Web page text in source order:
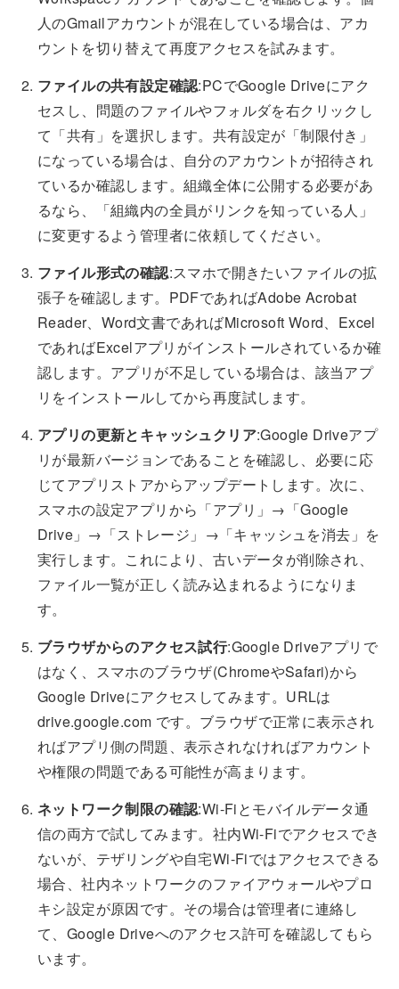
人のGmailアカウントが混在している場合は、アカ
ウントを切り替えて再度アクセスを試みます。
ファイルの共有設定確認:PCでGoogle Driveにアク
セスし、問題のファイルやフォルダを右クリックし
て「共有」を選択します。共有設定が「制限付き」
になっている場合は、自分のアカウントが招待され
ているか確認します。組織全体に公開する必要があ
るなら、「組織内の全員がリンクを知っている人」
に変更するよう管理者に依頼してください。
ファイル形式の確認:スマホで開きたいファイルの拡
張子を確認します。PDFであればAdobe Acrobat
Reader、Word文書であればMicrosoft Word、Excel
であればExcelアプリがインストールされているか確
認します。アプリが不足している場合は、該当アプ
リをインストールしてから再度試します。
アプリの更新とキャッシュクリア:Google Driveアプ
リが最新バージョンであることを確認し、必要に応
じてアプリストアからアップデートします。次に、
スマホの設定アプリから「アプリ」→「Google
Drive」→「ストレージ」→「キャッシュを消去」を
実行します。これにより、古いデータが削除され、
ファイル一覧が正しく読み込まれるようになりま
す。
ブラウザからのアクセス試行:Google Driveアプリで
はなく、スマホのブラウザ(ChromeやSafari)から
Google Driveにアクセスしてみます。URLは
drive.google.com です。ブラウザで正常に表示され
ればアプリ側の問題、表示されなければアカウント
や権限の問題である可能性が高まります。
ネットワーク制限の確認:Wi-Fiとモバイルデータ通
信の両方で試してみます。社内Wi-Fiでアクセスでき
ないが、テザリングや自宅Wi-Fiではアクセスできる
場合、社内ネットワークのファイアウォールやプロ
キシ設定が原因です。その場合は管理者に連絡し
て、Google Driveへのアクセス許可を確認してもら
います。